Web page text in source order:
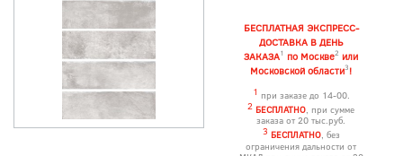
БЕСПЛАТНАЯ ЭКСПРЕСС-
ДОСТАВКА В ДЕНЬ
ЗАКАЗА1 по Москве2 или
Московской области3!
1 при заказе до 14-00.
2 БЕСПЛАТНО, при сумме
заказа от 20 тыс.руб.
3 БЕСПЛАТНО, без
ограничения дальности от